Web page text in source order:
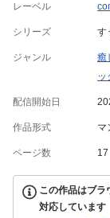
レーベル
シリーズ す
ジャンル 癒
ッ
配信開始日
作品形式 マ
ページ数 17
この作品はブラ
対応しています